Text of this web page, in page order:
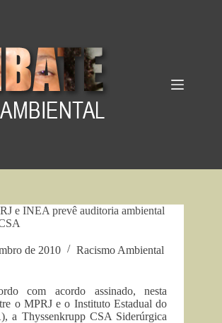
e INEA prevê auditoria ambiental
de 2010 Racismo Ambiental
com acordo assinado, nesta
o MPRJ e o Instituto Estadual do
a Thyssenkrupp CSA Siderúrgica